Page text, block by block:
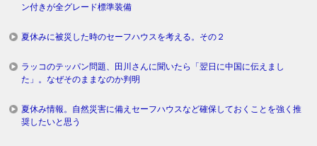
ン付きが全グレード標準装備
夏休みに被災した時のセーフハウスを考える。その２
ラッコのテッパン問題、田川さんに聞いたら「翌日に中国に伝えまし
た」。なぜそのままなのか判明
夏休み情報。自然災害に備えセーフハウスなど確保しておくことを強く推
奨したいと思う